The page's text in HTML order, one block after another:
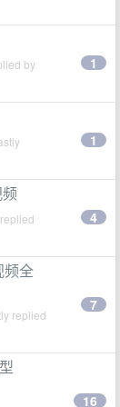
by 1
1
4
频全
replied
7
16